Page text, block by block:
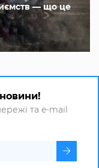
— що це
та e-mail